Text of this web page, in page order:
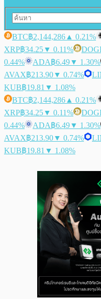
BTC฿2,144,286 ▲ 0.21%
XRP฿34.25▼ 0.11%
0.44%
ADA฿6.49▼ 1.30%
AVAX฿213.90▼ 0.74%
KUB฿19.81 ▼ 1.08%
BTC฿2,144,286 ▲ 0.21%
XRP฿34.25▼ 0.11%
0.44%
ADA฿6.49▼ 1.30%
AVAX฿213.90▼ 0.74%
KUB฿19.81 ▼ 1.08%